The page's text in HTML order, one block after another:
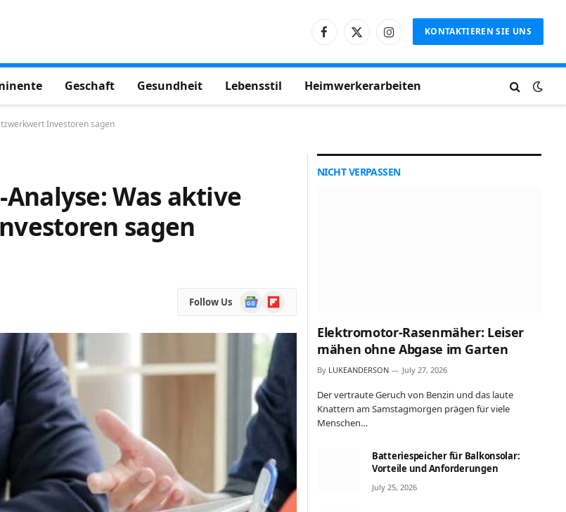
Facebook
X
InstagramKONTAKTIEREN SIE UNS
Geschaft Gesundheit Lebensstil Heimwerkerarbeiten
Investoren sagen
Was aktive
sagen
Follow Us
Google
News
Flipboard
NICHT VERPASSEN
Elektromotor-Rasenmäher: Leiser
mähen ohne Abgase im Garten
By LUKEANDERSON July 27, 2026
Der vertraute Geruch von Benzin und das laute
Knattern am Samstagmorgen prägen für viele
Menschen…
Batteriespeicher für Balkonsolar:
Vorteile und Anforderungen
July 25, 2026